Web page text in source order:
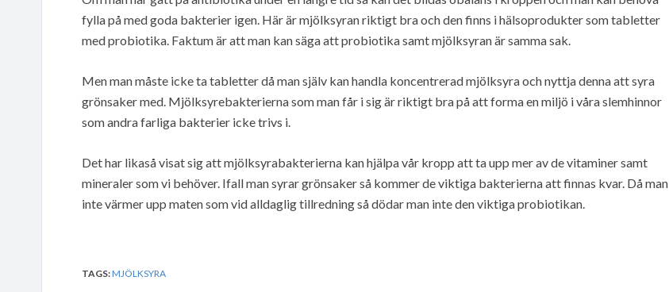
fylla på med goda bakterier igen. Här är mjölksyran riktigt bra och den finns i hälsoprodukter som tabletter
med probiotika. Faktum är att man kan säga att probiotika samt mjölksyran är samma sak.
Men man måste icke ta tabletter då man själv kan handla koncentrerad mjölksyra och nyttja denna att syra
grönsaker med. Mjölksyrebakterierna som man får i sig är riktigt bra på att forma en miljö i våra slemhinnor
som andra farliga bakterier icke trivs i.
Det har likaså visat sig att mjölksyrabakterierna kan hjälpa vår kropp att ta upp mer av de vitaminer samt
mineraler som vi behöver. Ifall man syrar grönsaker så kommer de viktiga bakterierna att finnas kvar. Då man
inte värmer upp maten som vid alldaglig tillredning så dödar man inte den viktiga probiotikan.
TAGS:MJÖLKSYRA